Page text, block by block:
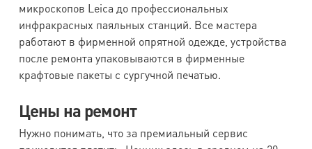
микроскопов Leica до профессиональных
инфракрасных паяльных станций. Все мастера
работают в фирменной опрятной одежде, устройства
после ремонта упаковываются в фирменные
крафтовые пакеты с сургучной печатью.
Цены на ремонт
Нужно понимать, что за премиальный сервис